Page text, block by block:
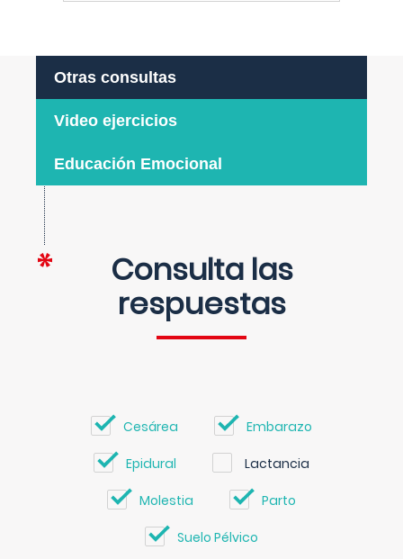
Otras consultas
Video ejercicios
Educación Emocional
Consulta las
respuestas
Cesárea Embarazo
Epidural Lactancia
Molestia Parto
Suelo Pélvico